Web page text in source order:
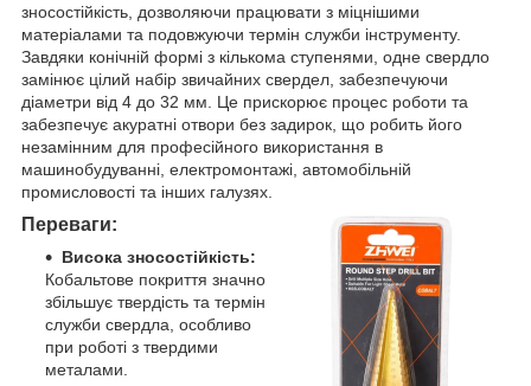
зносостійкість, дозволяючи працювати з міцнішими
матеріалами та подовжуючи термін служби інструменту.
Завдяки конічній формі з кількома ступенями, одне свердло
замінює цілий набір звичайних свердел, забезпечуючи
діаметри від 4 до 32 мм. Це прискорює процес роботи та
забезпечує акуратні отвори без задирок, що робить його
незамінним для професійного використання в
машинобудуванні, електромонтажі, автомобільній
промисловості та інших галузях.
Переваги:
Висока зносостійкість:
Кобальтове покриття значно
збільшує твердість та термін
служби свердла, особливо
при роботі з твердими
металами.